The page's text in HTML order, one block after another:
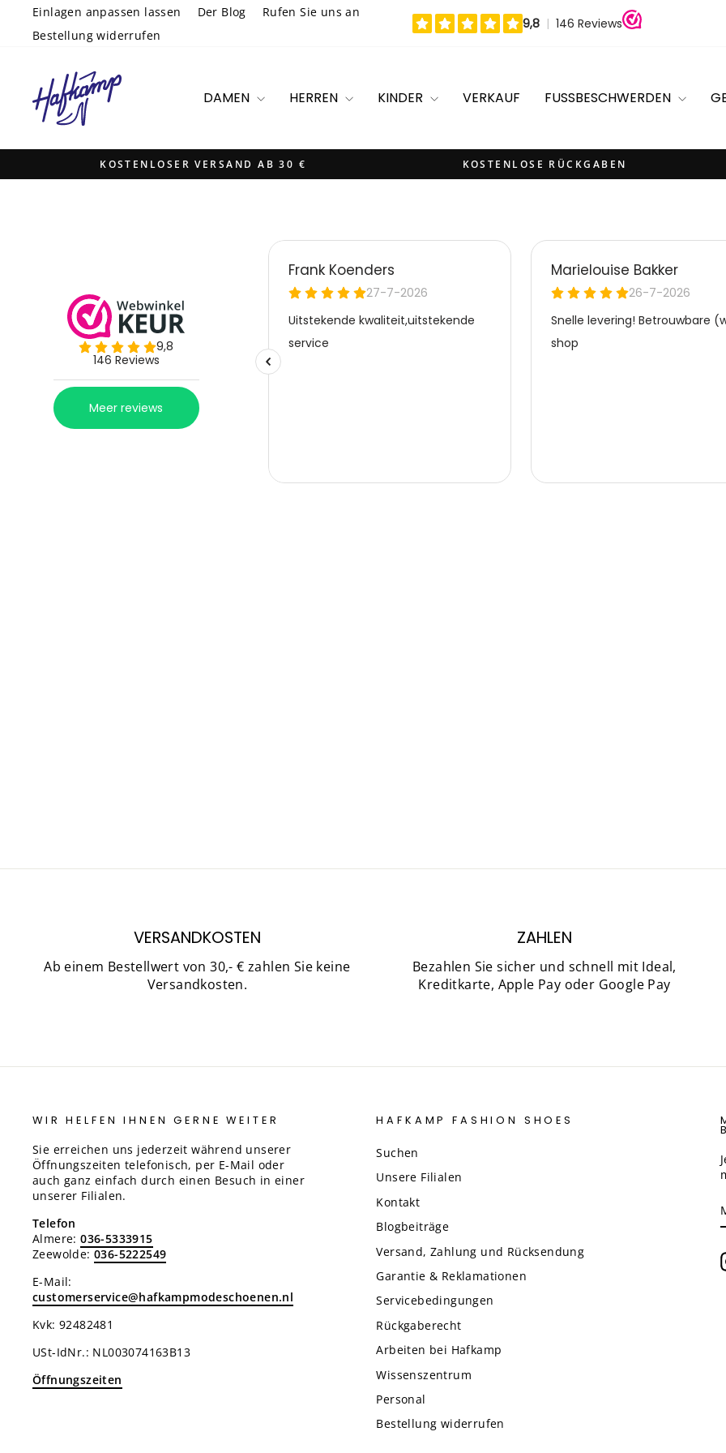
Direkt
Inhalt
Einlagen anpassen lassen Der Blog
Rufen Sie uns an
Bestellung widerrufen
DAMEN HERREN KINDER VERKAUF FUSSBESCHWERDEN
Pause
KOSTENLOSER VERSAND AB 30 € KOSTENLOSE RÜCKGABEN
VERSANDKOSTEN
Ab einem Bestellwert von 30,- € zahlen Sie keine
Versandkosten.
ZAHLEN
Bezahlen Sie sicher und schnell mit Ideal,
Kreditkarte, Apple Pay oder Google Pay
WIR HELFEN IHNEN GERNE WEITER
Sie erreichen uns jederzeit während unserer
Öffnungszeiten telefonisch, per E-Mail oder
auch ganz einfach durch einen Besuch in einer
unserer Filialen.
Telefon
Almere:036-5333915
Zeewolde: 036-5222549
E-Mail:
customerservice@hafkampmodeschoenen.nl
Kvk: 92482481
USt-IdNr.: NL003074163B13
Öffnungszeiten
HAFKAMP FASHION SHOES
Suchen
Unsere Filialen
Kontakt
Blogbeiträge
Versand, Zahlung und Rücksendung
Garantie & Reklamationen
Servicebedingungen
Rückgaberecht
Arbeiten bei Hafkamp
Wissenszentrum
Personal
Bestellung widerrufen